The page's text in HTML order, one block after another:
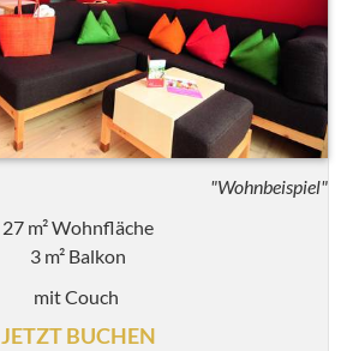
"Wohnbeispiel"
27 m² Wohnfläche
3 m² Balkon
mit Couch
JETZT BUCHEN